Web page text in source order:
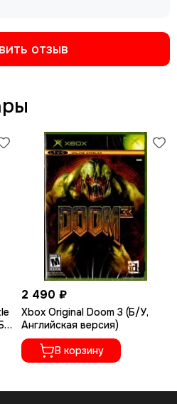
отзыв
2 490 ₽
Xbox Original Doom 3 (Б/У,
Английская версия)
В корзину